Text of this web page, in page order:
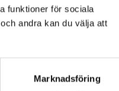
funktioner för sociala
andra kan du välja att
Marknadsföring
tid och en